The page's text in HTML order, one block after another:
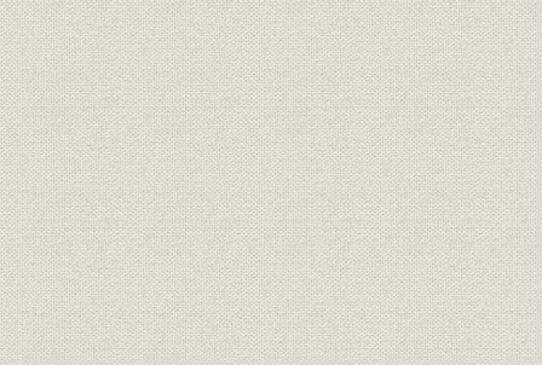
技術 ふくそう対策実施状況
昭和33年
年度(1962
商品;販売
押しボタン式小形PBXの販売状
況(台数)
昭和33年
年度(1962
住宅 戦後の住宅建設戸数(都内)
昭和20年
(1967年)